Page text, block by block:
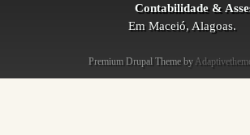
Contabilidade &
Em Maceió, Alagoas.
Premium Drupal Theme by